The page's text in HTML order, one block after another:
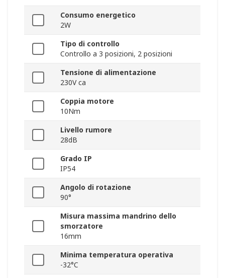
Consumo energetico
2W
Tipo di controllo
Controllo a 3 posizioni, 2 posizioni
Tensione di alimentazione
230V ca
Coppia motore
10Nm
Livello rumore
28dB
Grado IP
IP54
Angolo di rotazione
90°
Misura massima mandrino dello
smorzatore
16mm
Minima temperatura operativa
-32°C